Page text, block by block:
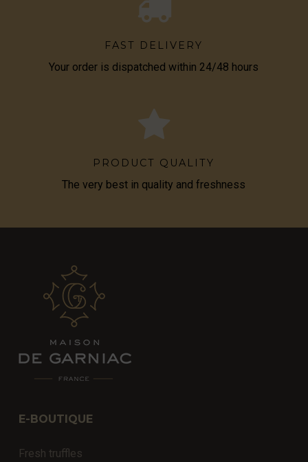
FAST DELIVERY
Your order is dispatched within 24/48 hours
PRODUCT QUALITY
The very best in quality and freshness
E-BOUTIQUE
Fresh truffles